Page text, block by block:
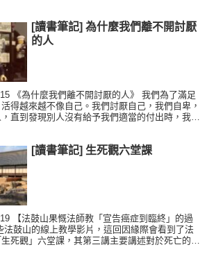
[讀書筆記] 為什麼我們離不開討厭
的人
《為什麼我們離不開討厭的人》 我們為了滿足
得越來越不像自己。我們討厭自己，我們自卑，
直到發現別人沒有給予我們適當的付出時，我們
[讀書筆記] 生死觀六堂課
【法鼓山果慨法師教「宣告癌症到臨終」的過
法鼓山的線上教學影片，這回因緣際會看到了法
死觀」六堂課，其第三講主要講述對於死亡的禮